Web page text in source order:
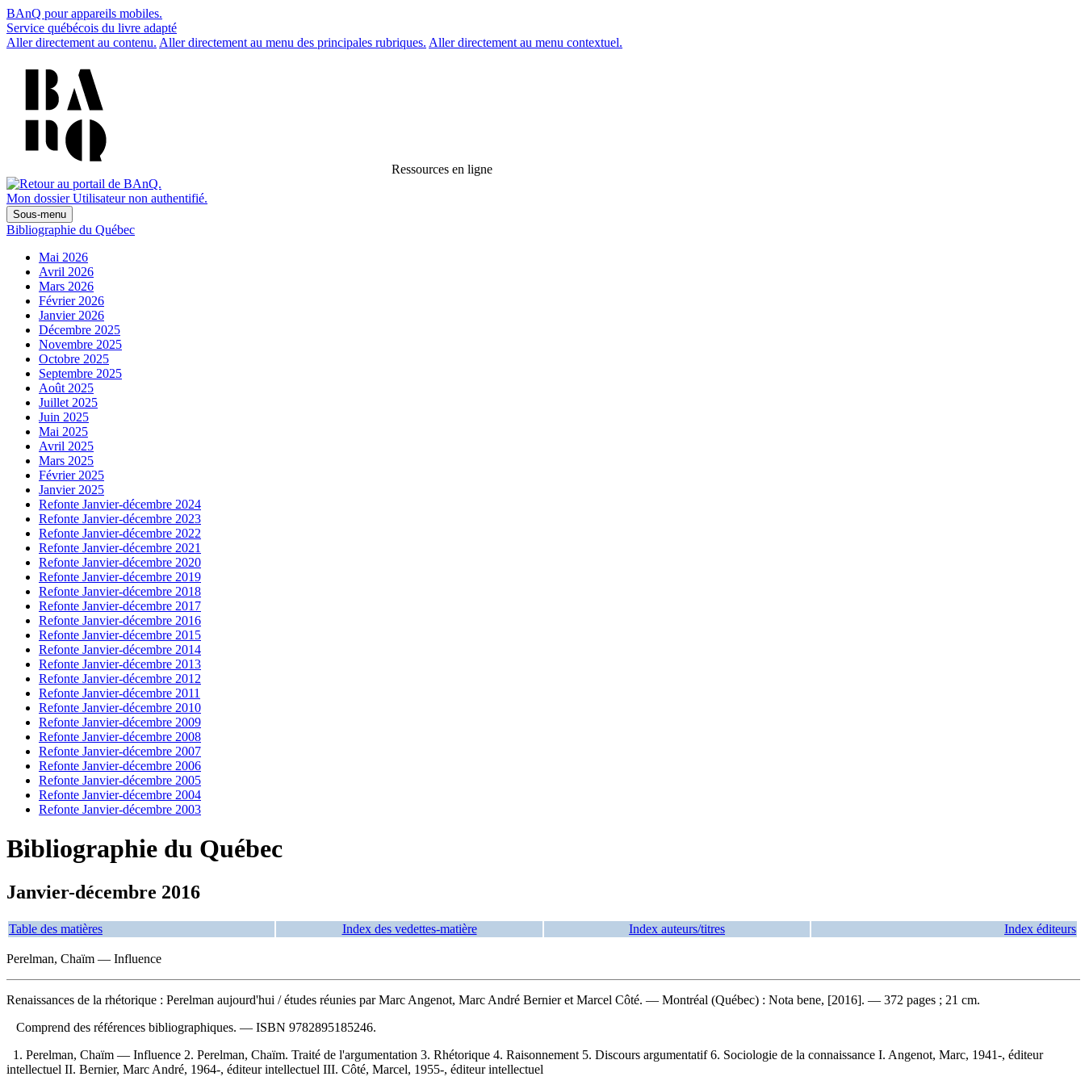
BAnQ pour appareils mobiles.
Service québécois du livre adapté
Aller directement au contenu. Aller directement au menu des principales rubriques. Aller directement au menu contextuel.
Ressources en ligne
Mon dossier Utilisateur non authentifié.
Sous-menu
Bibliographie du Québec
Mai 2026
Avril 2026
Mars 2026
Février 2026
Janvier 2026
Décembre 2025
Novembre 2025
Octobre 2025
Septembre 2025
Août 2025
Juillet 2025
Juin 2025
Mai 2025
Avril 2025
Mars 2025
Février 2025
Janvier 2025
Refonte Janvier-décembre 2024
Refonte Janvier-décembre 2023
Refonte Janvier-décembre 2022
Refonte Janvier-décembre 2021
Refonte Janvier-décembre 2020
Refonte Janvier-décembre 2019
Refonte Janvier-décembre 2018
Refonte Janvier-décembre 2017
Refonte Janvier-décembre 2016
Refonte Janvier-décembre 2015
Refonte Janvier-décembre 2014
Refonte Janvier-décembre 2013
Refonte Janvier-décembre 2012
Refonte Janvier-décembre 2011
Refonte Janvier-décembre 2010
Refonte Janvier-décembre 2009
Refonte Janvier-décembre 2008
Refonte Janvier-décembre 2007
Refonte Janvier-décembre 2006
Refonte Janvier-décembre 2005
Refonte Janvier-décembre 2004
Refonte Janvier-décembre 2003
Bibliographie du Québec
Janvier-décembre 2016
Table des matières Index des vedettes-matière Index auteurs/titres Index éditeurs
Perelman, Chaïm — Influence
Renaissances de la rhétorique : Perelman aujourd'hui / études réunies par Marc Angenot, Marc André Bernier et Marcel Côté. — Montréal (Québec) : Nota bene, [2016]. — 372 pages ; 21 cm.
Comprend des références bibliographiques. — ISBN 9782895185246.
1. Perelman, Chaïm — Influence 2. Perelman, Chaïm. Traité de l'argumentation 3. Rhétorique 4. Raisonnement 5. Discours argumentatif 6. Sociologie de la connaissance I. Angenot, Marc, 1941-, éditeur
intellectuel II. Bernier, Marc André, 1964-, éditeur intellectuel III. Côté, Marcel, 1955-, éditeur intellectuel